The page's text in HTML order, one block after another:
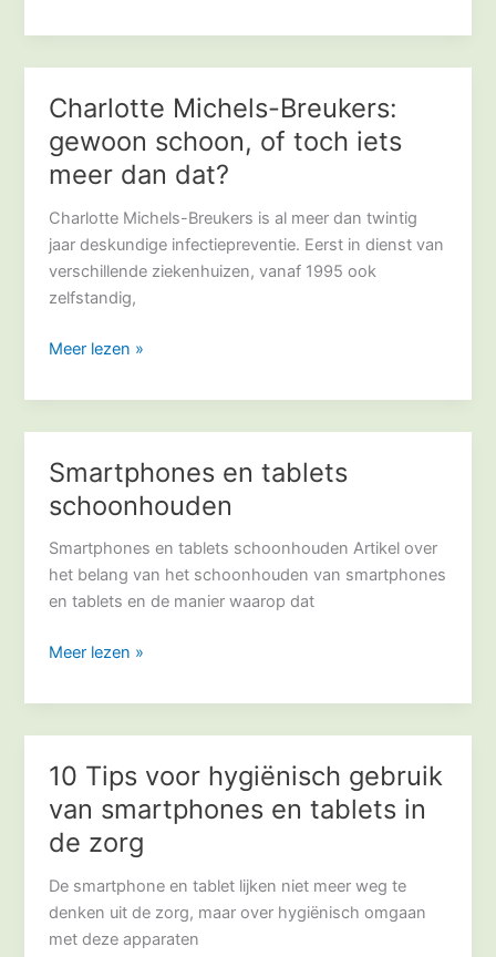
Charlotte Michels-Breukers:
gewoon schoon, of toch iets
meer dan dat?
Charlotte Michels-Breukers is al meer dan twintig
jaar deskundige infectiepreventie. Eerst in dienst van
verschillende ziekenhuizen, vanaf 1995 ook
zelfstandig,
Charlotte
Breukers:
gewoon
schoon,
of
toch
iets
dan
Meer lezen »
Smartphones en tablets
schoonhouden
Smartphones en tablets schoonhouden Artikel over
het belang van het schoonhouden van smartphones
en tablets en de manier waarop dat
Smartphones
tablets
schoonhouden
Meer lezen »
10 Tips voor hygiënisch gebruik
van smartphones en tablets in
de zorg
De smartphone en tablet lijken niet meer weg te
denken uit de zorg, maar over hygiënisch omgaan
met deze apparaten
10
voor
hygiënisch
gebruik
van
smartphones